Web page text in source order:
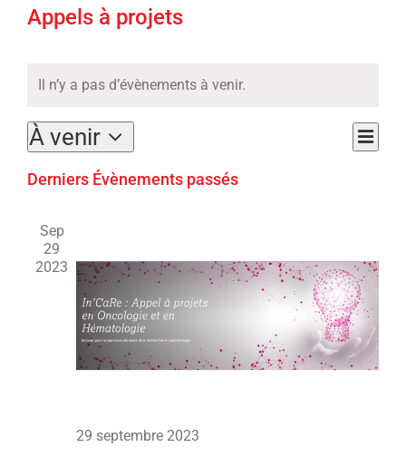
Appels à projets
Il n’y a pas d’évènements à venir.
de
Liste
À venir
Sélectionnez
une
Derniers Évènements passés
Sep
29
2023
29 septembre 2023